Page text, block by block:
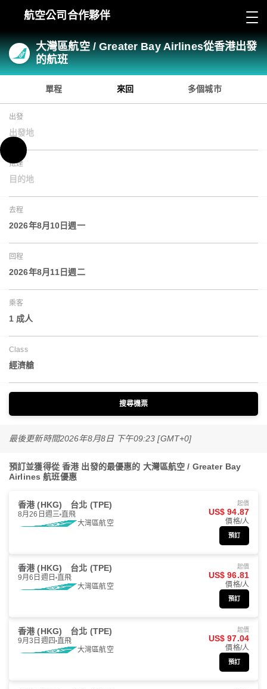
航空公司合作夥伴
大灣區航空 / Greater Bay Airlines從香港出發
的航班
單程 來回 多個城市
出發
出發地
抵達
目的地
去程
2026年8月10日週一
回程
2026年8月11日週二
乘客
1 成人
Class
經濟艙
搜尋機票
最後更新時間2026年8月8日 下午09:23 [GMT+0]
預訂並獲得從 香港 出發的最優惠的 大灣區航空 / Greater Bay
Airlines 航班優惠
香港 (HKG) 台北 (TPE)
8月26日週三 直飛
大灣區航空
起價
US$ 94.87
價格/人
預訂
香港 (HKG) 台北 (TPE)
9月6日週日 直飛
大灣區航空
起價
US$ 96.81
價格/人
預訂
香港 (HKG) 台北 (TPE)
9月3日週四 直飛
大灣區航空
起價
US$ 97.04
價格/人
預訂